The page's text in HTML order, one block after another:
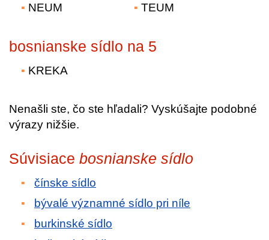
NEUM TEUM
bosnianske sídlo na 5
KREKA
Nenašli ste, čo ste hľadali? Vyskúšajte podobné
výrazy nižšie.
Súvisiace bosnianske sídlo
čínske sídlo
bývalé významné sídlo pri níle
burkinské sídlo